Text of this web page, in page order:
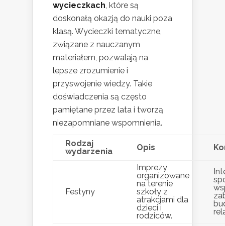
wycieczkach, które są
doskonałą okazją do nauki poza
klasą. Wycieczki tematyczne,
związane z nauczanym
materiałem, pozwalają na
lepsze zrozumienie i
przyswojenie wiedzy. Takie
doświadczenia są często
pamiętane przez lata i tworzą
niezapomniane wspomnienia.
Rodzaj
wydarzenia
Opis
Festyny
Imprezy
organizowane
na terenie
szkoły z
atrakcjami dla
dzieci i
rodziców.